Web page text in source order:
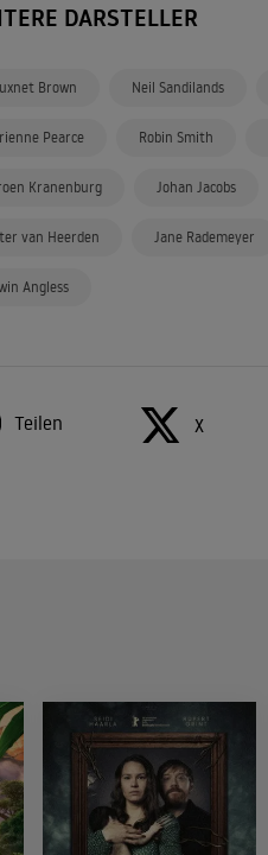
DARSTELLER
Brown Neil Sandilands
Pearce Robin Smith
Kranenburg Johan Jacobs
van Heerden Jane Rademeyer
Angless
Teilen X